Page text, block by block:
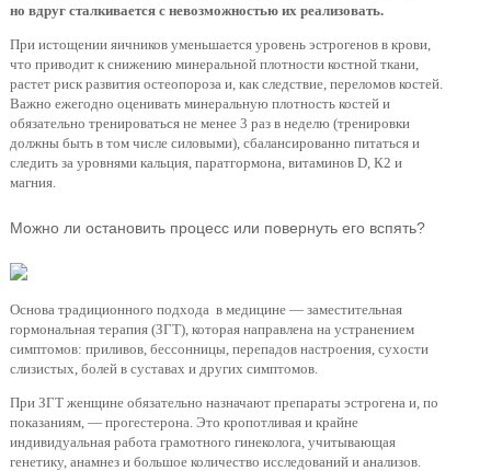
но вдруг сталкивается с невозможностью их реализовать.
При истощении яичников уменьшается уровень эстрогенов в крови,
что приводит к снижению минеральной плотности костной ткани,
растет риск развития остеопороза и, как следствие, переломов костей.
Важно ежегодно оценивать минеральную плотность костей и
обязательно тренироваться не менее 3 раз в неделю (тренировки
должны быть в том числе силовыми), сбалансированно питаться и
следить за уровнями кальция, паратгормона, витаминов D, К2 и
магния.
Можно ли остановить процесс или повернуть его вспять?
Основа традиционного подхода в медицине — заместительная
гормональная терапия (ЗГТ), которая направлена на устранением
симптомов: приливов, бессонницы, перепадов настроения, сухости
слизистых, болей в суставах и других симптомов.
При ЗГТ женщине обязательно назначают препараты эстрогена и, по
показаниям, — прогестерона. Это кропотливая и крайне
индивидуальная работа грамотного гинеколога, учитывающая
генетику, анамнез и большое количество исследований и анализов.